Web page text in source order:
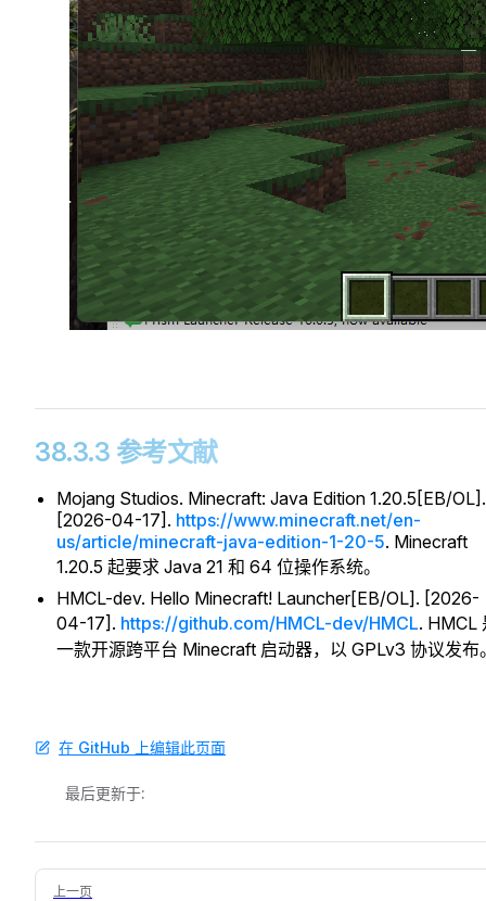
38.3.3 参考文献
Mojang Studios. Minecraft: Java Edition 1.20.5[EB/OL].
[2026-04-17]. https://www.minecraft.net/en-
us/article/minecraft-java-edition-1-20-5. Minecraft
1.20.5 起要求 Java 21 和 64 位操作系统。
HMCL-dev. Hello Minecraft! Launcher[EB/OL]. [2026-
04-17]. https://github.com/HMCL-dev/HMCL. HMCL
一款开源跨平台 Minecraft 启动器，以 GPLv3 协议发布
在 GitHub 上编辑此页面
最后更新于:
Pager
上一页